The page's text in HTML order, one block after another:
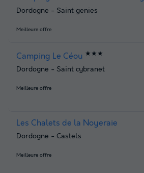
Dordogne - Saint genies
Meilleure offre
Camping Le Céou ★★★
Dordogne - Saint cybranet
Meilleure offre
Les Chalets de la Noyeraie
Dordogne - Castels
Meilleure offre